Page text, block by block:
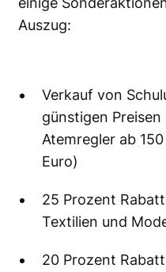
Auszug:
Verkauf von
günstigen
Atemregler ab
Euro)
25 Prozent
Textilien und
20 Prozent